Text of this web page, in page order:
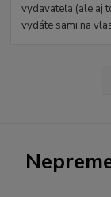
vydavateľa (ale aj
vydáte sami na